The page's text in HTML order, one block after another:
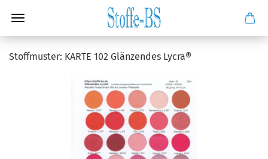
Stoffmuster: KARTE 102 Glänzendes Lycra®